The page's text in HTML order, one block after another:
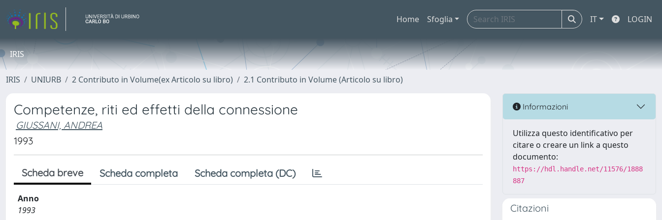
Home Sfoglia IT LOGIN
IRIS
IRIS UNIURB 2 Contributo in Volume(ex Articolo su libro) 2.1 Contributo in Volume (Articolo su libro)
Competenze, riti ed effetti della connessione
GIUSSANI, ANDREA
1993
Scheda breve Scheda completa Scheda completa (DC)
Anno
1993
Informazioni
Utilizza questo identificativo per
citare o creare un link a questo
documento:
https://hdl.handle.net/11576/1888
887
Citazioni